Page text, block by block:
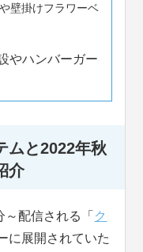
壁掛けフラワーベ
やハンバーガー
ムと2022年秋
介
配信される「 ク
に展開されていた